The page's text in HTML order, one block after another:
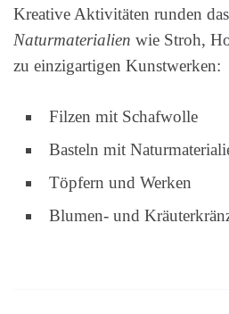
Kreative Aktivitäten runden
Naturmaterialien wie Stroh,
zu einzigartigen Kunstwerken:
Filzen mit Schafwolle
Basteln mit
Töpfern und Werken
Blumen- und